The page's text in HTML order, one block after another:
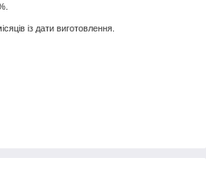
із дати виготовлення.